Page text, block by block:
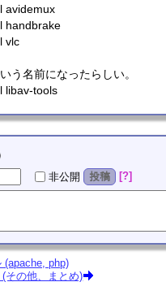
avidemux
handbrake
vlc
う名前になったらしい。
libav-tools
非公開 投稿 ?
(apache, php)
その他、まとめ)